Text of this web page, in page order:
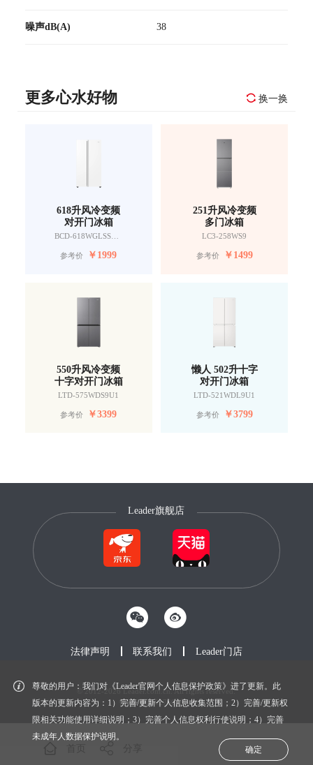
噪声dB(A) 38
更多心水好物 换一换
618升风冷变频
对开门冰箱
BCD-618WGLSSEDW9
参考价 ￥1999
251升风冷变频
多门冰箱
LC3-258WS9
参考价 ￥1499
550升风冷变频
十字对开门冰箱
LTD-575WDS9U1
参考价 ￥3399
懒人 502升十字
对开门冰箱
LTD-521WDL9U1
参考价 ￥3799
尊敬的用户：我们对《Leader官网个人信息保护政策》进了更新。此
版本的更新内容为：1）完善/更新个人信息收集范围；2）完善/更新权
限相关功能使用详细说明；3）完善个人信息权利行使说明；4）完善
未成年人数据保护说明。
确定
Leader旗舰店
法律声明 联系我们 Leader门店
© 2012-2026 Leader.com.cn. All rights reserved.
鲁ICP备20027604号-1